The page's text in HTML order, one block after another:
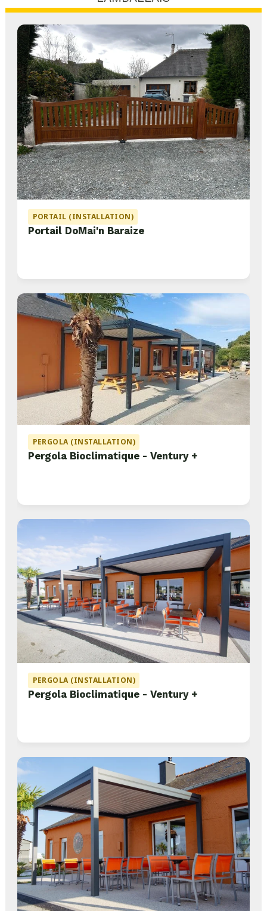
PORTAIL (INSTALLATION)
Portail DoMai'n Baraize
PERGOLA (INSTALLATION)
Pergola Bioclimatique - Ventury +
PERGOLA (INSTALLATION)
Pergola Bioclimatique - Ventury +